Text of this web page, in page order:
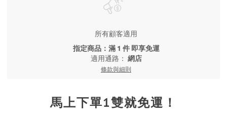
所有顧客適用
指定商品：滿 1 件 即享免運
適用通路： 網店
條款與細則
馬上下單1雙就免運！